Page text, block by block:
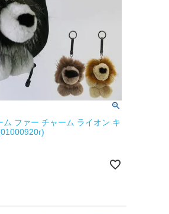
ム ファー チャーム ライオン キ